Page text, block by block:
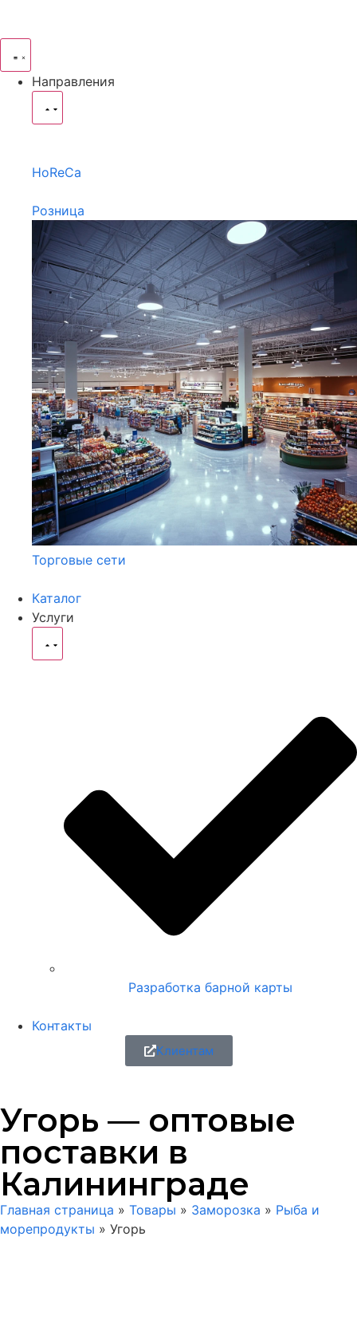
Направления
HoReCa
Розница
Торговые сети
Каталог
Услуги
Разработка барной карты
Контакты
Клиентам
Угорь — оптовые
поставки в
Калининграде
Главная страница » Товары » Заморозка » Рыба и
морепродукты » Угорь